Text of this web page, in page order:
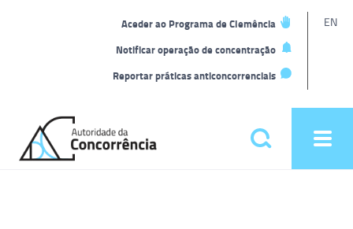
Aceder ao Programa de Clemência
Notificar operação de concentração
Reportar práticas anticoncorrenciais
EN
home
Pesquisar